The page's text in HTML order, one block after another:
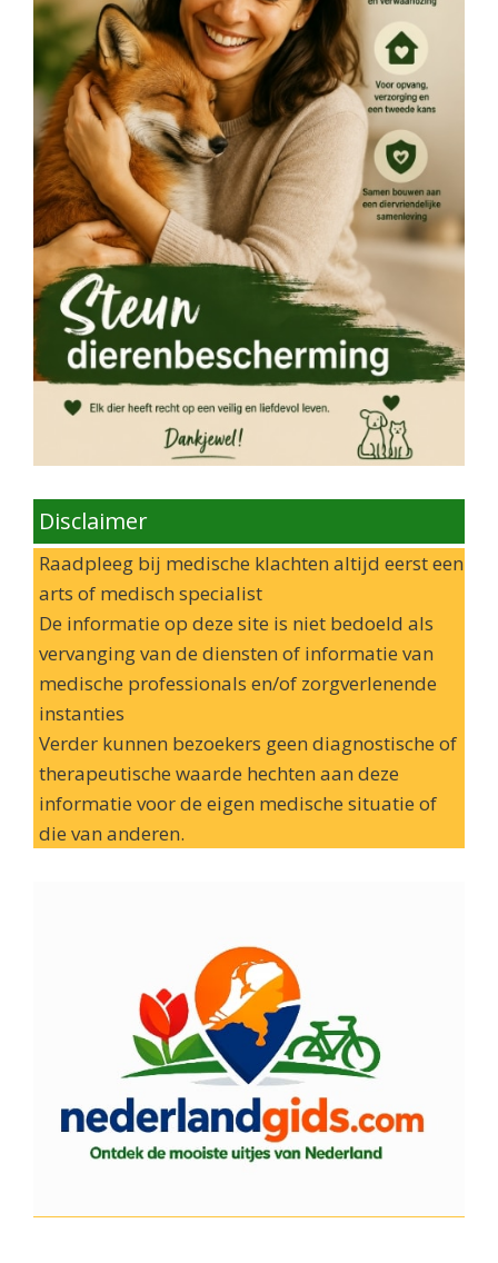
Disclaimer
Raadpleeg bij medische klachten altijd eerst een
arts of medisch specialist
De informatie op deze site is niet bedoeld als
vervanging van de diensten of informatie van
medische professionals en/of zorgverlenende
instanties
Verder kunnen bezoekers geen diagnostische of
therapeutische waarde hechten aan deze
informatie voor de eigen medische situatie of
die van anderen.